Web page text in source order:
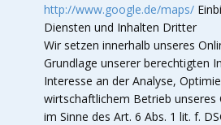
http://www.google.de/maps/
Diensten und Inhalten Dritter
Wir setzen innerhalb unseres
Grundlage unserer berechtigten
Interesse an der Analyse,
wirtschaftlichem Betrieb unseres
im Sinne des Art. 6 Abs. 1 lit. f.